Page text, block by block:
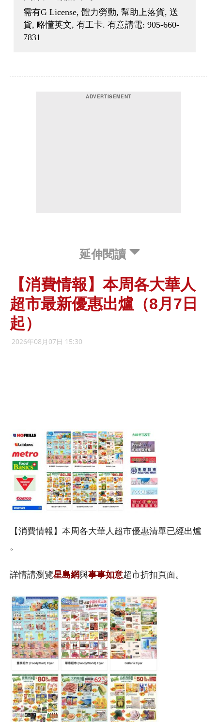
延伸閱讀
【消費情報】本周各大華人
超市最新優惠出爐（8月7日
起）
2026年08月07日 15:30
【消費情報】本周各大華人超市優惠清單已經出爐
。
詳情請瀏覽星島網與事事如意超市折扣頁面。